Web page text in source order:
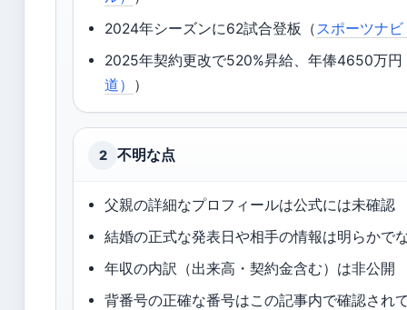
2024年シーズンに62試合登板（スポーツナ
2025年契約更改で520%昇給、年俸4650万円
道） ）
2 不明な点
父親の詳細なプロフィールは公式には未確認
結婚の正式な発表日や相手の情報は明らかで
年収の内訳（出来高・契約金含む）は非公開
背番号の正確な番号はこの記事内で確認され